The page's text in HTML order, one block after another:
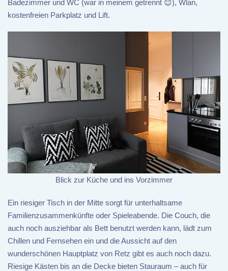
Badezimmer und WC (war in meinem getrennt 😊), Wlan,
kostenfreien Parkplatz und Lift.
Blick zur Küche und ins Vorzimmer
Ein riesiger Tisch in der Mitte sorgt für unterhaltsame
Familienzusammenkünfte oder Spieleabende. Die Couch, die
auch noch ausziehbar als Bett benutzt werden kann, lädt zum
Chillen und Fernsehen ein und die Aussicht auf den
wunderschönen Hauptplatz von Retz gibt es auch noch dazu.
Riesige Kästen bis an die Decke bieten Stauraum – auch für